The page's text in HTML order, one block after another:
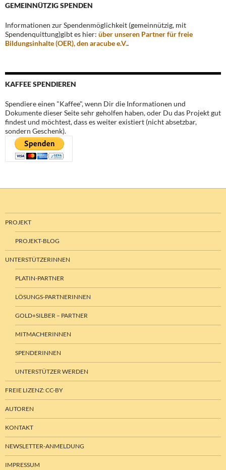
GEMEINNÜTZIG SPENDEN
Informationen zur Spendenmöglichkeit (gemeinnützig, mit
Spendenquittung)gibt es hier: über unseren Partner für freie
Bildungsinhalte (OER), den aracube e.V..
KAFFEE SPENDIEREN
Spendiere einen "Kaffee", wenn Dir die Informationen und
Dokumente dieser Seite sehr geholfen haben, oder Du das Projekt gut
findest und möchtest, dass es weiter existiert (nicht absetzbar,
sondern Geschenk).
PROJEKT
PROJEKT-BLOG
UNTERSTÜTZERINNEN
PLATIN-PARTNER
LÖSUNGS-PARTNERINNEN
GOLD+SILBER – PARTNER
MITMACHERINNEN
SPENDERINNEN
UNTERSTÜTZER WERDEN
FREIE LIZENZ: CC-BY
AUTOREN
KONTAKT
NEWSLETTER-ANMELDUNG
IMPRESSUM